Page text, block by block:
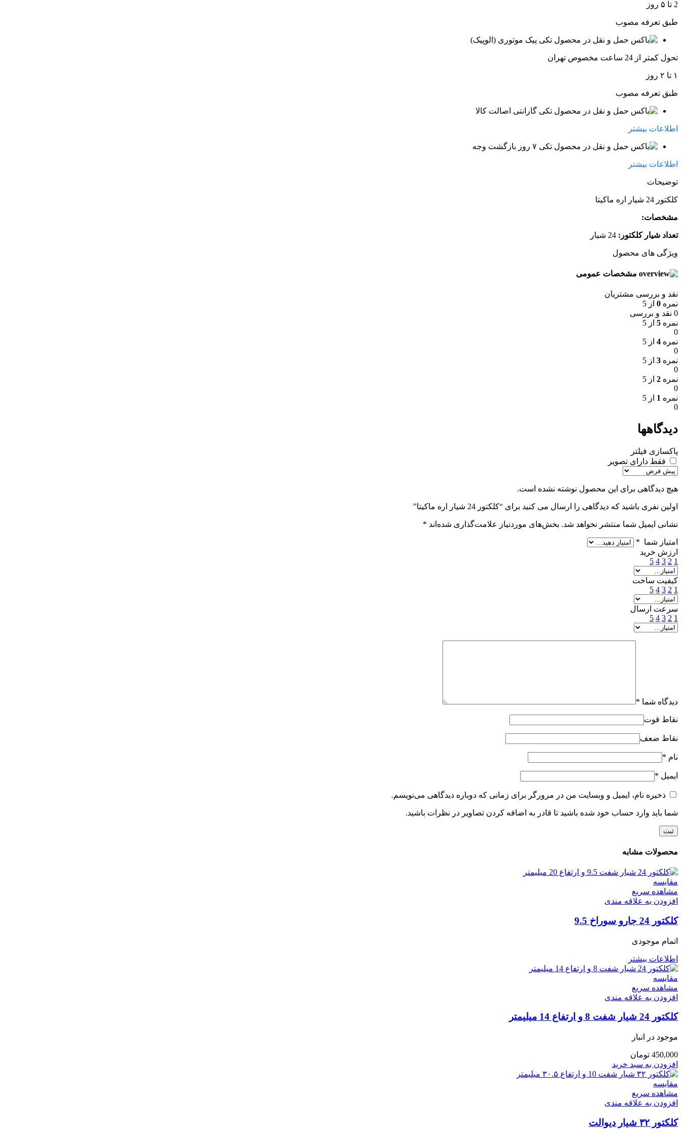
2 تا ۵ روز
طبق تعرفه مصوب
پیک موتوری (الوپیک)
تحول کمتر از 24 ساعت مخصوص تهران
۱ تا ۲ روز
طبق تعرفه مصوب
گارانتی اصالت کالا
اطلاعات بیشتر
۷ روز بازگشت وجه
اطلاعات بیشتر
توضیحات
کلکتور 24 شیار اره ماکیتا
مشخصات:
تعداد شیار کلکتور:
ویژگی های محصول
مشخصات عمومی
نقد و بررسی مشتریان
نمره 0 از 5
0 نقد و بررسی
نمره 5 از 5
0
نمره 4 از 5
0
نمره 3 از 5
0
نمره 2 از 5
0
نمره 1 از 5
0
دیدگاهها
پاکسازی فیلتر
فقط دارای تصویر
هیچ دیدگاهی برای این محصول نوشته نشده است.
اولین نفری باشید که دیدگاهی را ارسال می کنید برای “کلکتور 24 شیار اره ماکیتا”
نشانی ایمیل شما منتشر نخواهد شد. بخش‌های موردنیاز علامت‌گذاری شده‌اند *
امتیاز شما *
ارزش خرید
1
2
3
4
5
کیفیت ساخت
1
2
3
4
5
سرعت ارسال
1
2
3
4
5
دیدگاه شما *
نقاط قوت
نقاط ضعف
نام *
ایمیل *
ذخیره نام، ایمیل و وبسایت من در مرورگر برای زمانی که دوباره دیدگاهی می‌نویسم.
شما باید وارد حساب خود شده باشید تا قادر به اضافه کردن تصاویر در نظرات باشید.
محصولات مشابه
مقایسه
مشاهده سریع
افزودن به علاقه مندی
کلکتور 24 جارو سوراخ 9.5
اتمام موجودی
اطلاعات بیشتر
مقایسه
مشاهده سریع
افزودن به علاقه مندی
کلکتور 24 شیار شفت 8 و ارتفاع 14 میلیمتر
موجود در انبار
450,000 تومان
افزودن به سبد خرید
مقایسه
مشاهده سریع
افزودن به علاقه مندی
کلکتور ۳۲ شیار دیوالت